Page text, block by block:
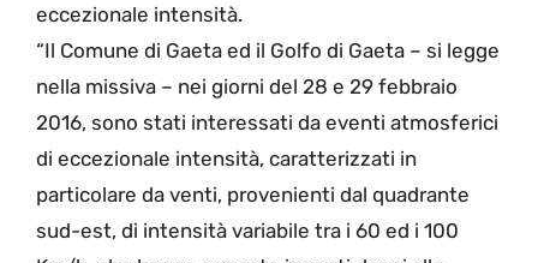
eccezionale intensità.
“Il Comune di Gaeta ed il Golfo di Gaeta – si legge
nella missiva – nei giorni del 28 e 29 febbraio
2016, sono stati interessati da eventi atmosferici
di eccezionale intensità, caratterizzati in
particolare da venti, provenienti dal quadrante
sud-est, di intensità variabile tra i 60 ed i 100